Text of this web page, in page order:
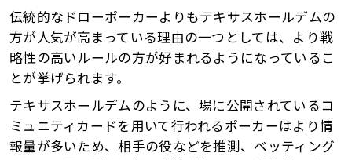
伝統的なドローポーカーよりもテキサスホールデムの
方が人気が高まっている理由の一つとしては、より戦
略性の高いルールの方が好まれるようになっているこ
とが挙げられます。
テキサスホールデムのように、場に公開されているコ
ミュニティカードを用いて行われるポーカーはより情
報量が多いため、相手の役などを推測、ベッティング